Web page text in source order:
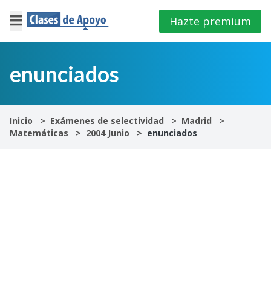
×
sesión
Hazte premium
enunciados
Inicio Exámenes de selectividad
Madrid
Matemáticas
2004 Junio enunciados